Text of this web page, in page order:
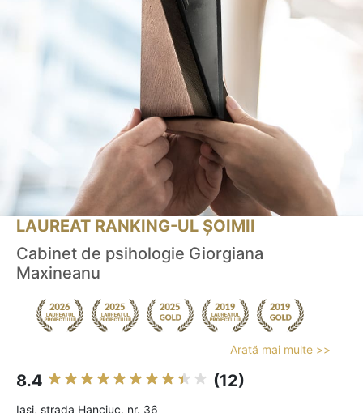
LAUREAT RANKING-UL ȘOIMII
Cabinet de psihologie Giorgiana
Maxineanu
Arată mai multe >>
8.4 (12)
Iaşi, strada Hanciuc, nr. 36